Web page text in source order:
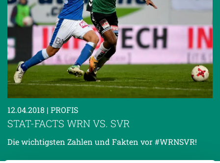
12.04.2018 | PROFIS
STAT-FACTS WRN VS. SVR
Die wichtigsten Zahlen und Fakten vor #WRNSVR!